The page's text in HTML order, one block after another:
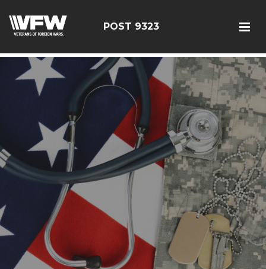
POST 9323